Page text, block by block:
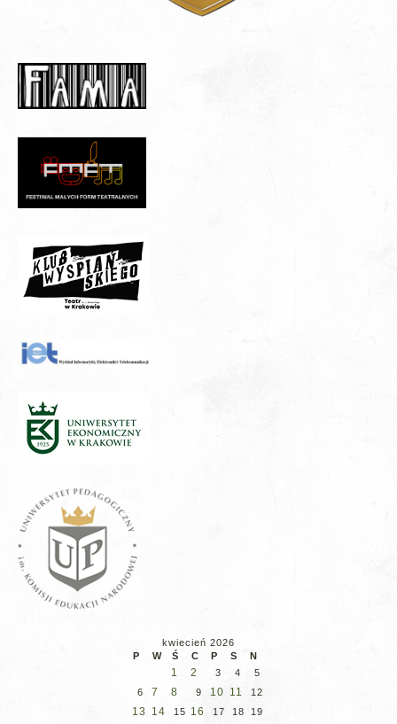
kwiecień 2026
P
W Ś C P S N
1 2 3 4
5
6
7 8 9 10 11 12
13 14 15 16 17 18 19